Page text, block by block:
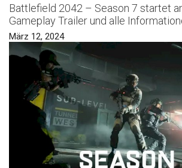
Battlefield 2042 – Season 7 startet
Gameplay Trailer und alle
März 12, 2024